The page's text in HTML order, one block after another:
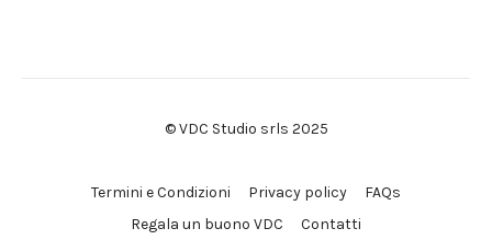
© VDC Studio srls 2025
Termini e Condizioni Privacy policy
FAQs
Regala un buono VDC
Contatti